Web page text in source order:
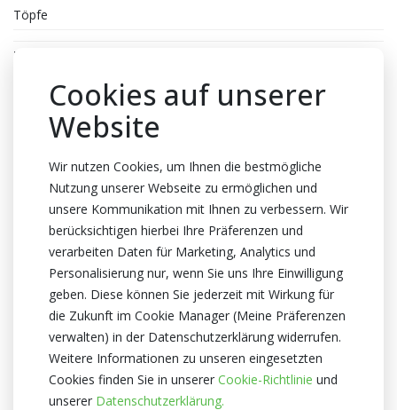
Töpfe
Farbe
Topfhöhe
35cm Höhe
Züchter
Herkunftsland
Niederlande
Zertifikat
MPS A+
MPS SQ
Cookies auf unserer
Website
Wir nutzen Cookies, um Ihnen die bestmögliche
Nutzung unserer Webseite zu ermöglichen und
unsere Kommunikation mit Ihnen zu verbessern. Wir
berücksichtigen hierbei Ihre Präferenzen und
verarbeiten Daten für Marketing, Analytics und
Personalisierung nur, wenn Sie uns Ihre Einwilligung
geben. Diese können Sie jederzeit mit Wirkung für
die Zukunft im Cookie Manager (Meine Präferenzen
verwalten) in der Datenschutzerklärung widerrufen.
Weitere Informationen zu unseren eingesetzten
Cookies finden Sie in unserer Cookie-Richtlinie und
unserer Datenschutzerklärung.